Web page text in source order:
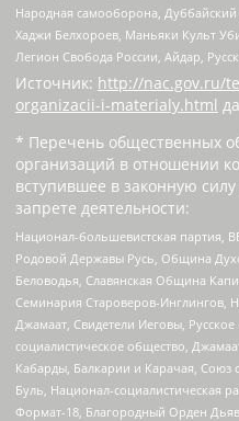
Народная самооборона, Дуббайский
Хаджи Белхороев, Маньяки Культ
Легион Свобода России, Айдар,
Источник: http://nac.gov.ru/
organizacii-i-materialy.html
* Перечень общественных
организаций в отношении
вступившее в законную
запрете деятельности:
Национал-большевистская партия,
Родовой Державы Русь, Община
Беловодья, Славянская Община
Семинария Староверов-Инглингов,
Джамаат, Свидетели Иеговы,
социалистическое общество,
Кабарды, Балкарии и Карачая, Союз
Буль, Национал-социалистическая
Формат-18, Благородный Орден